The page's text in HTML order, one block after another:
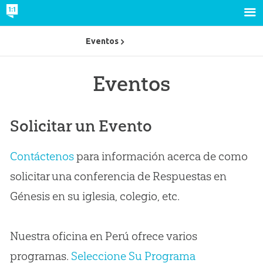
Eventos
Solicitar un Evento
Contáctenospara información acerca de como
solicitar una conferencia de Respuestas en
Génesis en su iglesia, colegio, etc.
Nuestra oficina en Perú ofrece varios
programas. Seleccione Su Programa
Eventos